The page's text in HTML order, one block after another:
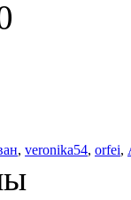
, veronika54, orfei,